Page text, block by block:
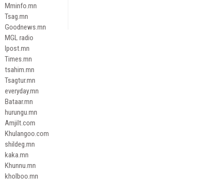
Mminfo.mn
Tsag.mn
Goodnews.mn
MGL radio
Ipost.mn
Times.mn
tsahim.mn
Tsagtur.mn
everyday.mn
Bataar.mn
hurungu.mn
Amjilt.com
Khulangoo.com
shildeg.mn
kaka.mn
Khunnu.mn
kholboo.mn